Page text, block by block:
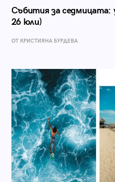
Събития за седмицата:
26 юли)
ОТ КРИСТИЯНА БУРДЕВА